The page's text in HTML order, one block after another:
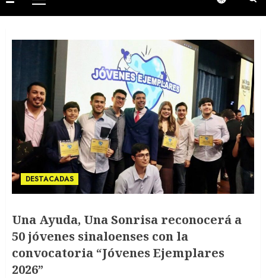
principal
DESTACADAS
Una Ayuda, Una Sonrisa reconocerá a
50 jóvenes sinaloenses con la
convocatoria “Jóvenes Ejemplares
2026”